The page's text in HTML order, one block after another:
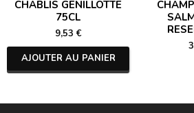
CHABLIS GENILLOTTE
75CL
9,53 €
AJOUTER AU PANIER